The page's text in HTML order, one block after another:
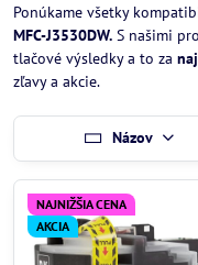
Ponúkame všetky
MFC-J3530DW. S našimi
tlačové výsledky a to za
zľavy a akcie.
Názov
NAJNIŽŠIA CENA
AKCIA